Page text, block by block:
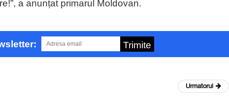
a anunțat primarul Moldovan.
Trimite
Urmatorul